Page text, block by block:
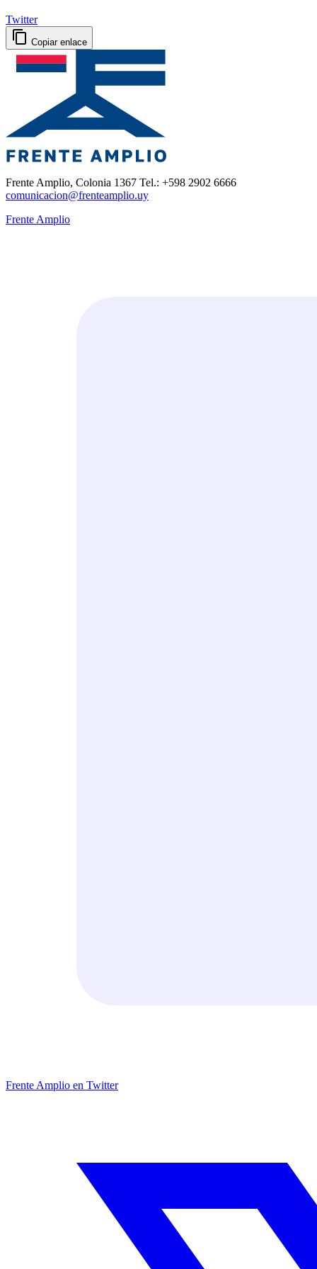
Twitter
Copiar enlace
Frente Amplio, Colonia 1367 Tel.: +598 2902 6666
comunicacion@frenteamplio.uy
Frente Amplio
Frente Amplio en Twitter